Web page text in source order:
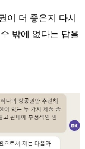
이 더 좋은지 다시
밖에 없다는 답을